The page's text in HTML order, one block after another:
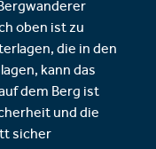
oben ist zu
die in den
kann das
dem Berg ist
und die
sicher